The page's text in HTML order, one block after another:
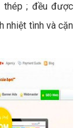
thép ; đều được
nhiệt tình và cặn